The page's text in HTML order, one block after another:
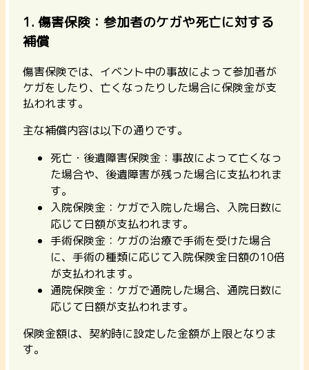
1. 傷害保険：参加者のケガや死亡に対する
補償
傷害保険では、イベント中の事故によって参加者が
ケガをしたり、亡くなったりした場合に保険金が支
払われます。
主な補償内容は以下の通りです。
死亡・後遺障害保険金：事故によって亡くなっ
た場合や、後遺障害が残った場合に支払われま
す。
入院保険金：ケガで入院した場合、入院日数に
応じて日額が支払われます。
手術保険金：ケガの治療で手術を受けた場合
に、手術の種類に応じて入院保険金日額の10倍
が支払われます。
通院保険金：ケガで通院した場合、通院日数に
応じて日額が支払われます。
保険金額は、契約時に設定した金額が上限となりま
す。